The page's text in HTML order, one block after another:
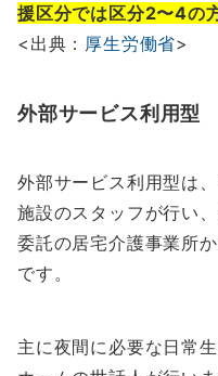
援区分では区分2〜4の
<出典： 厚生労働省>
外部サービス利用型
外部サービス利用型は
施設のスタッフが行い
委託の居宅介護事業所
です。
主に夜間に必要な日常